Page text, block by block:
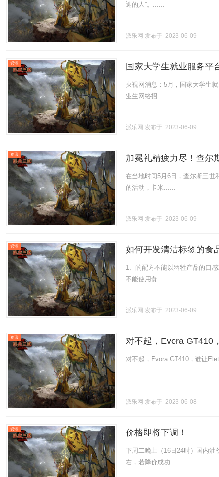
迎的人”。......
派乐网 发布于 2023-06-09
资讯 国家大学生就业服务平
央视网消息：5月，国家大学生
业生网络招......
派乐网 发布于 2023-06-09
资讯 加冕礼精疲力尽！查尔
在当地时间5月6日，查尔斯三世
的活动，卡米......
派乐网 发布于 2023-06-09
资讯 如何开发清洁标签的食
1、的配方不能以牺牲产品的口
不能使用食......
派乐网 发布于 2023-06-09
资讯 对不起，Evora GT410
对不起，Evora GT410，谁让
派乐网 发布于 2023-06-08
资讯 价格即将下调！
下周二晚上（16日24时）国内油
右，若降价成功......